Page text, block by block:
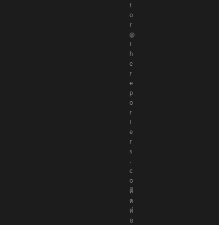
t
o
r
@
t
h
e
r
e
p
o
r
t
e
r
s
.
c
o
ติ
ด
ต่
อ